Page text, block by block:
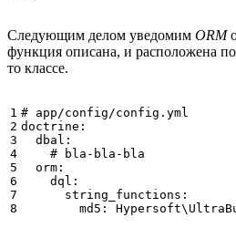
Следующим делом уведомим ORM
функция описана, и расположена
то классе.
1
2
3
4
5
6
7
8
# app/config/config.yml
doctrine :
dbal :
# bla-bla-bla
orm :
dql :
string_functions :
md5 :